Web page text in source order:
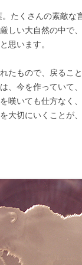
たくさんの素敵な
しい大自然の中で
思います。
たもので、戻るこ
、今を作っていて
嘆いても仕方なく
大切にいくことが